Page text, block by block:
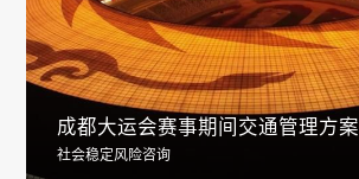
成都大运会赛事期间交通管理方案
社会稳定风险咨询